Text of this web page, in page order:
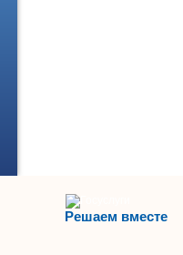
Решаем вместе